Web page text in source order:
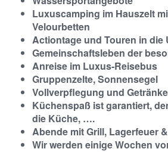
Luxuscamping im Hauszelt
Velourbetten
Actiontage und Touren in die
Gemeinschaftsleben der
Anreise im Luxus-Reisebus
Gruppenzelte, Sonnensegel
Vollverpflegung und
Küchenspaß ist garantiert,
die Küche, ….
Abende mit Grill, Lagerfeuer
Wir werden einige Wochen